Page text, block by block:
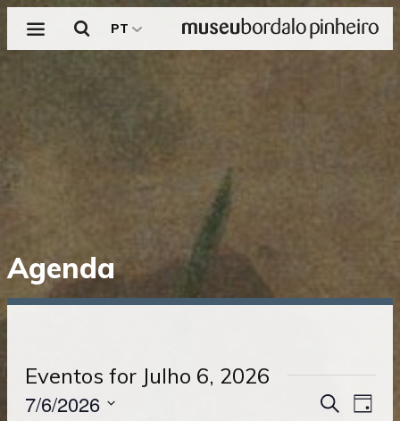
diretamente
conteúdo
PT
Pesquisar
Menu
Agenda
Eventos for Julho 6, 2026
Pesquisar
DE
Dia
7/6/2026